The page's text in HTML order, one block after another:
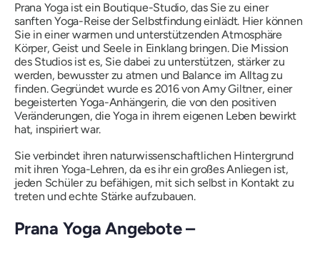
Prana Yoga ist ein Boutique-Studio, das Sie zu einer
sanften Yoga-Reise der Selbstfindung einlädt. Hier können
Sie in einer warmen und unterstützenden Atmosphäre
Körper, Geist und Seele in Einklang bringen. Die Mission
des Studios ist es, Sie dabei zu unterstützen, stärker zu
werden, bewusster zu atmen und Balance im Alltag zu
finden. Gegründet wurde es 2016 von Amy Giltner, einer
begeisterten Yoga-Anhängerin, die von den positiven
Veränderungen, die Yoga in ihrem eigenen Leben bewirkt
hat, inspiriert war.
Sie verbindet ihren naturwissenschaftlichen Hintergrund
mit ihren Yoga-Lehren, da es ihr ein großes Anliegen ist,
jeden Schüler zu befähigen, mit sich selbst in Kontakt zu
treten und echte Stärke aufzubauen.
Prana Yoga Angebote –